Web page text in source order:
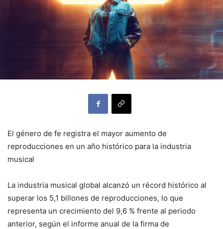
El género de fe registra el mayor aumento de
reproducciones en un año histórico para la industria
musical
La industria musical global alcanzó un récord histórico al
superar los 5,1 billones de reproducciones, lo que
representa un crecimiento del 9,6 % frente al periodo
anterior, según el informe anual de la firma de